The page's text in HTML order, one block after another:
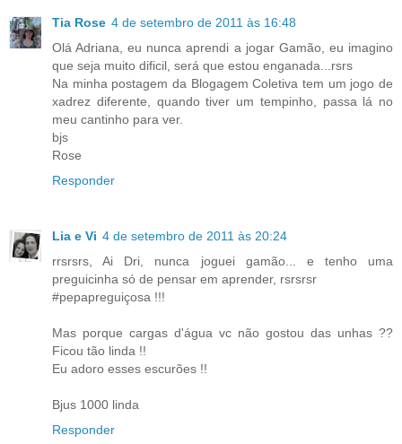
Tia Rose 4 de setembro de 2011 às 16:48
Olá Adriana, eu nunca aprendi a jogar Gamão, eu imagino
que seja muito dificil, será que estou enganada...rsrs
Na minha postagem da Blogagem Coletiva tem um jogo de
xadrez diferente, quando tiver um tempinho, passa lá no
meu cantinho para ver.
bjs
Rose
Responder
Lia e Vi 4 de setembro de 2011 às 20:24
rrsrsrs, Ai Dri, nunca joguei gamão... e tenho uma
preguicinha só de pensar em aprender, rsrsrsr
#pepapreguiçosa !!!
Mas porque cargas d'água vc não gostou das unhas ??
Ficou tão linda !!
Eu adoro esses escurões !!
Bjus 1000 linda
Responder